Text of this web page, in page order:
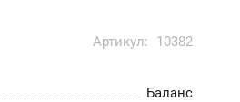
Артикул: 10382
Баланс